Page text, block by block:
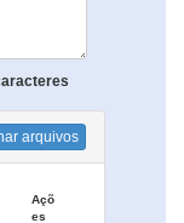
arquivos
Açõ
es